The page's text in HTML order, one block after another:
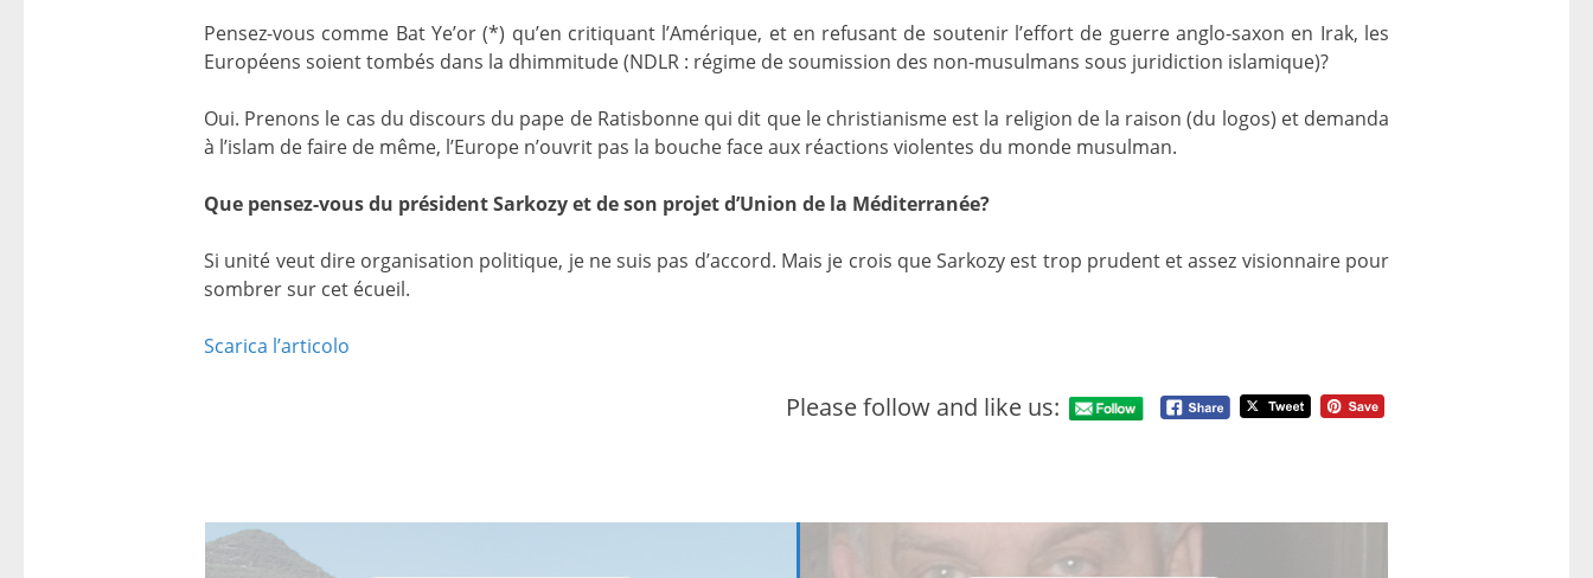
Pensez-vous comme Bat Ye’or (*) qu’en critiquant l’Amérique, et en refusant de soutenir l’effort de guerre anglo-saxon en Irak, les
Européens soient tombés dans la dhimmitude (NDLR : régime de soumission des non-musulmans sous juridiction islamique)?
Oui. Prenons le cas du discours du pape de Ratisbonne qui dit que le christianisme est la religion de la raison (du logos) et demanda
à l’islam de faire de même, l’Europe n’ouvrit pas la bouche face aux réactions violentes du monde musulman.
Que pensez-vous du président Sarkozy et de son projet d’Union de la Méditerranée?
Si unité veut dire organisation politique, je ne suis pas d’accord. Mais je crois que Sarkozy est trop prudent et assez visionnaire pour
sombrer sur cet écueil.
Scarica l’articolo
Please follow and like us: